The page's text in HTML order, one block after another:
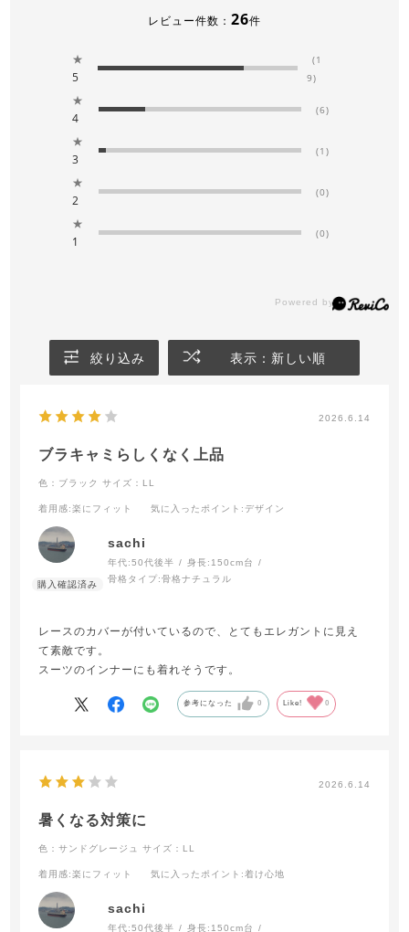
レビュー件数： 26件
★
5
(1
9)
★
4
(6)
★
3
(1)
★
2
(0)
★
1
(0)
絞り込み 表示：新しい順
2026.6.14
ブラキャミらしくなく上品
色：ブラック サイズ：LL
着用感:楽にフィット 気に入ったポイント :デザイン
sachi
年代:50代後半 身長: 150cm台
骨格タイプ:骨格ナチュラル
レースのカバーが付いているので、とてもエレガントに見え
て素敵です。
スーツのインナーにも着れそうです。
参考になった 0 Like! 0
2026.6.14
暑くなる対策に
色：サンドグレージュ サイズ：LL
着用感:楽にフィット 気に入ったポイント :着け心地
sachi
年代:50代後半 身長: 150cm台